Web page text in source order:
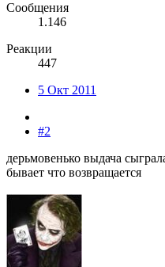
Сообщения
1.146
Реакции
447
5 Окт 2011
#2
дерьмовенько выдача
бывает что возвращается